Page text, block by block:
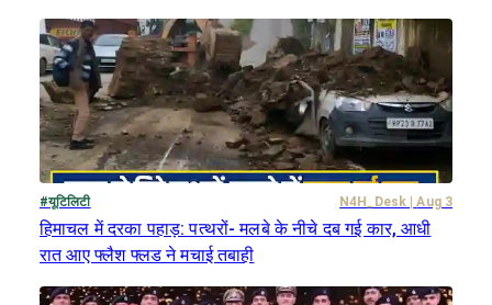
#यूटिलिटी N4H_Desk Aug 3
हिमाचल में दरका पहाड़: पत्थरों- मलबे के नीचे दब गई कार, आधी
रात आए फ्लैश फ्लड ने मचाई तबाही